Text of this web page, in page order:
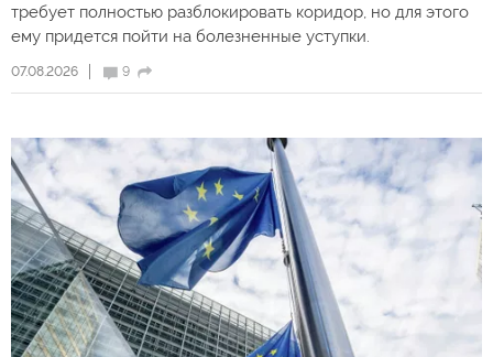
07.08.2026 9
требует полностью разблокировать коридор, но для этого
ему придется пойти на болезненные уступки.